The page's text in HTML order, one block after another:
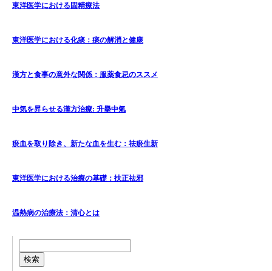
東洋医学における固精療法
東洋医学における化痰：痰の解消と健康
漢方と食事の意外な関係：服薬食忌のススメ
中気を昇らせる漢方治療: 升擧中氣
瘀血を取り除き、新たな血を生む：祛瘀生新
東洋医学における治療の基礎：扶正祛邪
温熱病の治療法：清心とは
検索